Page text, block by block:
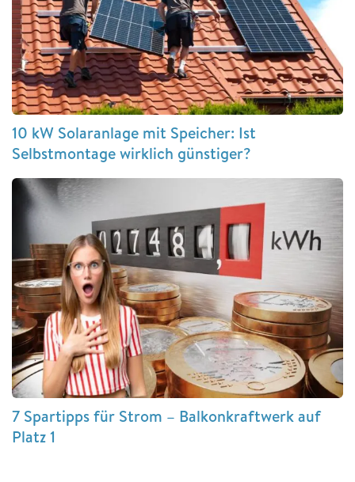
10 kW Solaranlage mit Speicher: Ist
Selbstmontage wirklich günstiger?
7 Spartipps für Strom – Balkonkraftwerk auf
Platz 1